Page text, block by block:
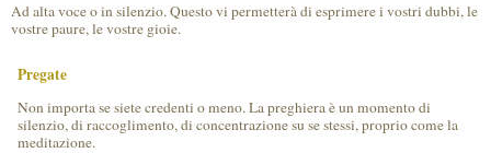
Ad alta voce o in silenzio. Questo vi permetterà di esprimere i vostri dubbi, le
vostre paure, le vostre gioie.
Pregate
Non importa se siete credenti o meno. La preghiera è un momento di
silenzio, di raccoglimento, di concentrazione su se stessi, proprio come la
meditazione.